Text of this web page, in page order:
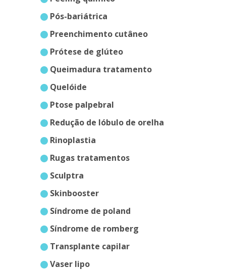
pós-bariátrica
preenchimento cutâneo
prótese de glúteo
queimadura tratamento
quelóide
ptose palpebral
redução de lóbulo de orelha
rinoplastia
rugas tratamentos
sculptra
skinbooster
síndrome de poland
síndrome de romberg
transplante capilar
vaser lipo